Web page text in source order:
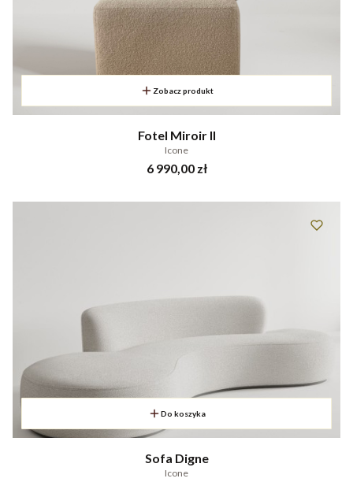
Zobacz produkt
Fotel Miroir II
Icone
Cena
6 990,00 zł
Do koszyka
Sofa Digne
Icone